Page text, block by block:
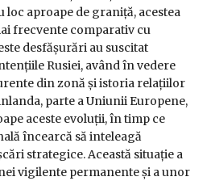
aproape de graniță, acestea
frecvente comparativ cu
desfășurări au suscitat
Rusiei, având în vedere
din zonă și istoria relațiilor
parte a Uniunii Europene,
aceste evoluții, în timp ce
încearcă să inteleagă
strategice. Această situație a
vigilente permanente și a unor